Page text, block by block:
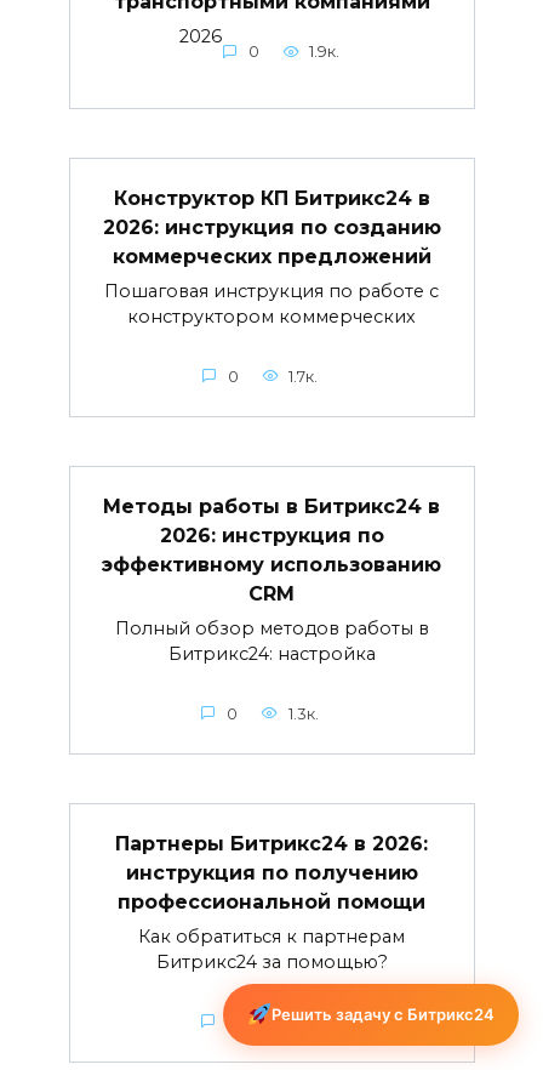
2026
0 1.9к.
Конструктор КП Битрикс24 в
2026: инструкция по созданию
коммерческих предложений
Пошаговая инструкция по работе с
конструктором коммерческих
0 1.7к.
Методы работы в Битрикс24 в
2026: инструкция по
эффективному использованию
CRM
Полный обзор методов работы в
Битрикс24: настройка
0 1.3к.
Партнеры Битрикс24 в 2026:
инструкция по получению
профессиональной помощи
Как обратиться к партнерам
Битрикс24 за помощью?
1.6к.
Решить задачу с Битрикс24